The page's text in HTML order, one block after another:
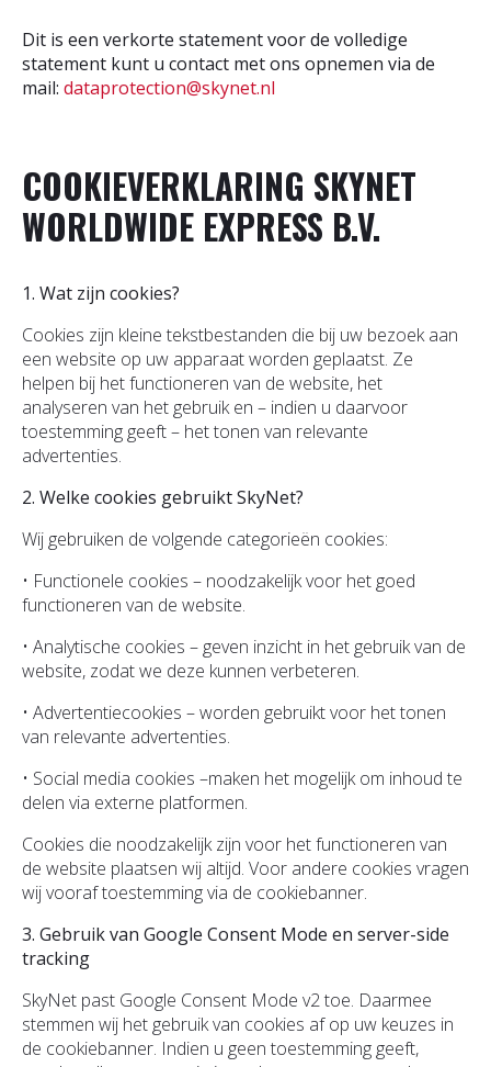
Dit is een verkorte statement voor de volledige
statement kunt u contact met ons opnemen via de
mail: dataprotection@skynet.nl
COOKIEVERKLARING SKYNET
WORLDWIDE EXPRESS B.V.
1. Wat zijn cookies?
Cookies zijn kleine tekstbestanden die bij uw bezoek aan
een website op uw apparaat worden geplaatst. Ze
helpen bij het functioneren van de website, het
analyseren van het gebruik en – indien u daarvoor
toestemming geeft – het tonen van relevante
advertenties.
2. Welke cookies gebruikt SkyNet?
Wij gebruiken de volgende categorieën cookies:
• Functionele cookies – noodzakelijk voor het goed
functioneren van de website.
• Analytische cookies – geven inzicht in het gebruik van de
website, zodat we deze kunnen verbeteren.
• Advertentiecookies – worden gebruikt voor het tonen
van relevante advertenties.
• Social media cookies –maken het mogelijk om inhoud te
delen via externe platformen.
Cookies die noodzakelijk zijn voor het functioneren van
de website plaatsen wij altijd. Voor andere cookies vragen
wij vooraf toestemming via de cookiebanner.
3. Gebruik van Google Consent Mode en server-side
tracking
SkyNet past Google Consent Mode v2 toe. Daarmee
stemmen wij het gebruik van cookies af op uw keuzes in
de cookiebanner. Indien u geen toestemming geeft,